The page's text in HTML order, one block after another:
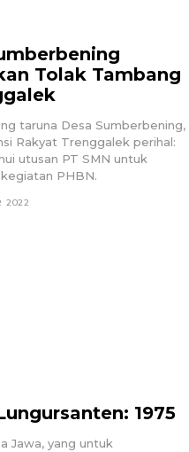
Tolak Tambang
taruna Desa Sumberbening,
Rakyat Trenggalek perihal:
utusan PT SMN untuk
PHBN.
2022
1975
Jawa, yang untuk